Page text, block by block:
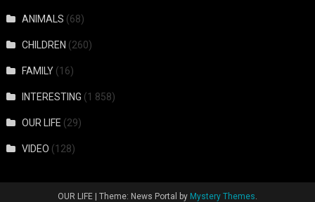
ANIMALS (68)
CHILDREN (260)
FAMILY (16)
INTERESTING (1 858)
OUR LIFE (29)
VIDEO (128)
OUR LIFE Theme: News Portal by Mystery Themes.